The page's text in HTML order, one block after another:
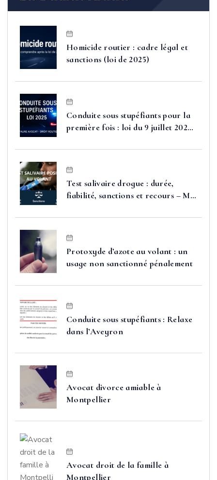
Homicide routier : cadre légal et
sanctions (loi de 2025)
Conduite sous stupéfiants pour la
première fois : loi du 9 juillet 2025,
Test salivaire drogue : durée,
fiabilité, sanctions et recours – Me
Protoxyde d’azote au volant : un
usage non sanctionné pénalement
Conduite sous stupéfiants : Relaxe
dans l’Aveyron
Avocat divorce amiable à
Montpellier
Avocat droit de la famille à
Montpellier